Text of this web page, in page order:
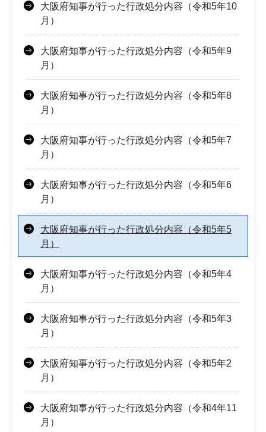
大阪府知事が行った行政処分内容（令和5年10
月）
大阪府知事が行った行政処分内容（令和5年9
月）
大阪府知事が行った行政処分内容（令和5年8
月）
大阪府知事が行った行政処分内容（令和5年7
月）
大阪府知事が行った行政処分内容（令和5年6
月）
大阪府知事が行った行政処分内容（令和5年5
月）
大阪府知事が行った行政処分内容（令和5年4
月）
大阪府知事が行った行政処分内容（令和5年3
月）
大阪府知事が行った行政処分内容（令和5年2
月）
大阪府知事が行った行政処分内容（令和4年11
月）